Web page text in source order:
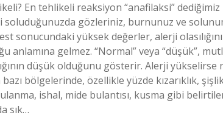
En tehlikeli reaksiyon “anafilaksi”
soluduğunuzda gözleriniz, burnunuz ve
sonucundaki yüksek değerler, alerji
anlamına gelmez. “Normal” veya “düşük”,
düşük olduğunu gösterir. Alerji
bölgelerinde, özellikle yüzde kızarıklık,
ishal, mide bulantısı, kusma gibi
sık…